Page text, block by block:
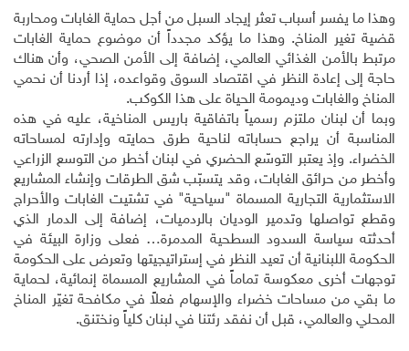
وهذا ما يفسر أسباب تعثر إيجاد السبل من أجل حماية الغابات ومحاربة
قضية تغير المناخ. وهذا ما يؤكد مجدداً أن موضوع حماية الغابات
مرتبط بالأمن الغذائي العالمي، إضافة إلى الأمن الصحي، وأن هناك
حاجة إلى إعادة النظر في اقتصاد السوق وقواعده، إذا أردنا أن نحمي
المناخ والغابات وديمومة الحياة على هذا الكوكب.
وبما أن لبنان ملتزم رسمياً باتفاقية باريس المناخية، عليه في هذه
المناسبة أن يراجع حساباته لناحية طرق حمايته وإدارته لمساحاته
الخضراء. وإذ يعتبر التوسّع الحضري في لبنان أخطر من التوسع الزراعي
وأخطر من حرائق الغابات، وقد يتسبّب شق الطرقات وإنشاء المشاريع
الاستثمارية التجارية المسماة "سياحية" في تشتيت الغابات والأحراج
وقطع تواصلها وتدمير الوديان بالردميات، إضافة إلى الدمار الذي
أحدثته سياسة السدود السطحية المدمرة… فعلى وزارة البيئة في
الحكومة اللبنانية أن تعيد النظر في إستراتيجيتها وتعرض على الحكومة
توجهات أخرى معكوسة تماماً في المشاريع المسماة إنمائية، لحماية
ما بقي من مساحات خضراء والإسهام فعلاً في مكافحة تغيّر المناخ
المحلي والعالمي، قبل أن نفقد رئتنا في لبنان كلياً ونختنق.